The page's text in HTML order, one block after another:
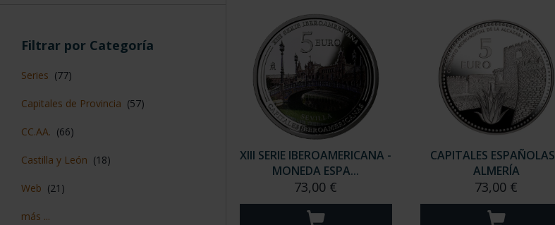
Filtrar por Categoría
Series (77)
Capitales de Provincia (57)
CC.AA. (66)
Castilla y León (18)
Web (21)
más ...
XIII SERIE IBEROAMERICANA -
MONEDA ESPA...
73,00 €
CAPITALES
ALMERÍA
73,00 €